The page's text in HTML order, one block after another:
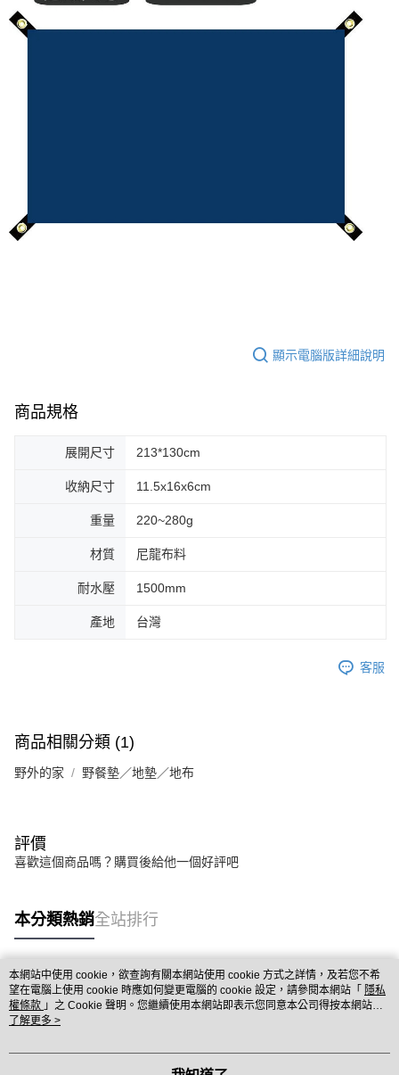
付款後門市自取
免運費
顯示電腦版詳細說明
商品規格
展開尺寸 213*130cm
收納尺寸 11.5x16x6cm
重量 220~280g
材質 尼龍布料
耐水壓 1500mm
產地 台灣
客服
商品相關分類 (1)
野外的家 野餐墊／地墊／地布
評價
喜歡這個商品嗎？購買後給他一個好評吧
本分類熱銷全站排行
熱門標籤
本網站中使用 cookie，欲查詢有關本網站使用 cookie 方式之詳情，及若您不希
望在電腦上使用 cookie 時應如何變更電腦的 cookie 設定，請參閱本網站「 隱私
權條款 」之 Cookie 聲明。您繼續使用本網站即表示您同意本公司得按本網站使
用條款之 Cookie 聲明使用 cookie。
了解更多 >